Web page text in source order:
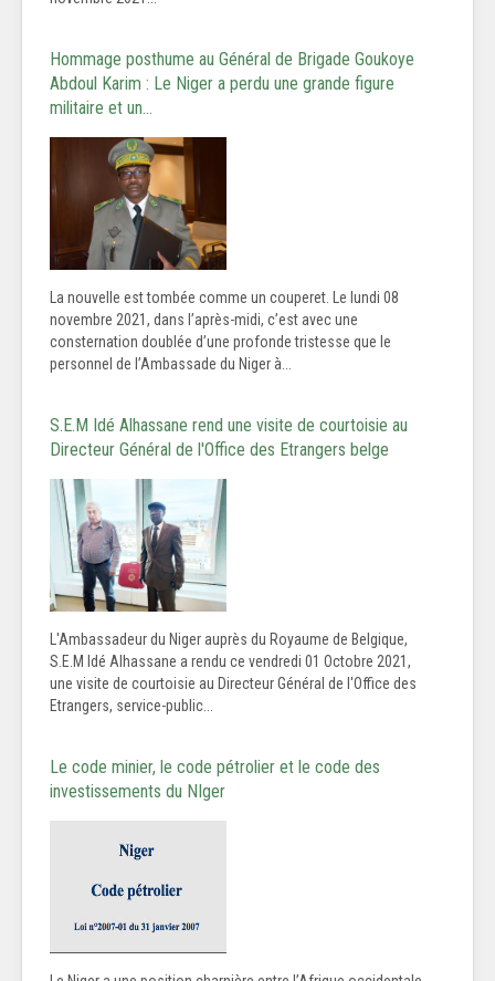
Hommage posthume au Général de Brigade Goukoye
Abdoul Karim : Le Niger a perdu une grande figure
militaire et un…
La nouvelle est tombée comme un couperet. Le lundi 08
novembre 2021, dans l’après-midi, c’est avec une
consternation doublée d’une profonde tristesse que le
personnel de l’Ambassade du Niger à...
S.E.M Idé Alhassane rend une visite de courtoisie au
Directeur Général de l'Office des Etrangers belge
L'Ambassadeur du Niger auprès du Royaume de Belgique,
S.E.M Idé Alhassane a rendu ce vendredi 01 Octobre 2021,
une visite de courtoisie au Directeur Général de l'Office des
Etrangers, service-public...
Le code minier, le code pétrolier et le code des
investissements du NIger